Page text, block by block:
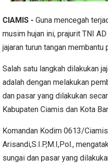
CIAMIS - Guna mencegah
musim hujan ini, prajurit TNI
jajaran turun tangan membantu
Salah satu langkah dilakukan
adalah dengan melakukan
dan pasar yang dilakukan
Kabupaten Ciamis dan Kota
Komandan Kodim 0613/
Arisandi,S.I.P,M.I,Pol.,
sungai dan pasar yang